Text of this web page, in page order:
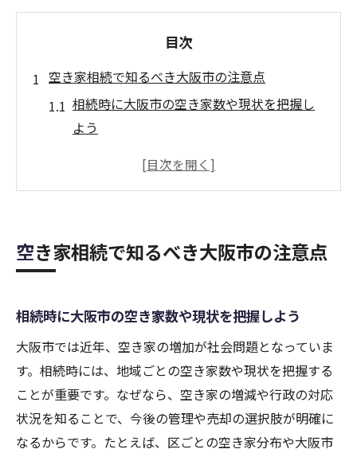
目次
空き家相続で知るべき大阪市の注意点
相続時に大阪市の空き家数や現状を把握し
よう
空き家相続で注意したい法改正ポイント解
は
ト情報
れ
大阪市の空き家対策を相続時に活用する方法
相続後すぐに知りたい大阪市の空き家対策
内容
空き家相続で知るべき大阪市の注意点
相続時に大阪市の空き家数や現状を把握しよう
大阪市では近年、空き家の増加が社会問題となっていま
す。相続時には、地域ごとの空き家数や現状を把握する
ことが重要です。なぜなら、空き家の増減や行政の対応
状況を知ることで、今後の管理や売却の選択肢が明確に
なるからです。たとえば、区ごとの空き家分布や大阪市